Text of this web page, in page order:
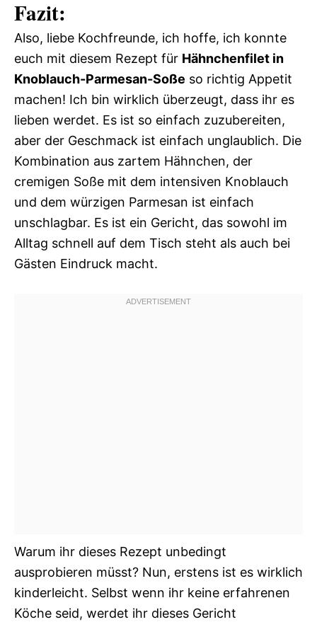
Fazit:
Also, liebe Kochfreunde, ich hoffe, ich konnte
euch mit diesem Rezept für Hähnchenfilet in
Knoblauch-Parmesan-Soße so richtig Appetit
machen! Ich bin wirklich überzeugt, dass ihr es
lieben werdet. Es ist so einfach zuzubereiten,
aber der Geschmack ist einfach unglaublich. Die
Kombination aus zartem Hähnchen, der
cremigen Soße mit dem intensiven Knoblauch
und dem würzigen Parmesan ist einfach
unschlagbar. Es ist ein Gericht, das sowohl im
Alltag schnell auf dem Tisch steht als auch bei
Gästen Eindruck macht.
Warum ihr dieses Rezept unbedingt
ausprobieren müsst? Nun, erstens ist es wirklich
kinderleicht. Selbst wenn ihr keine erfahrenen
Köche seid, werdet ihr dieses Gericht